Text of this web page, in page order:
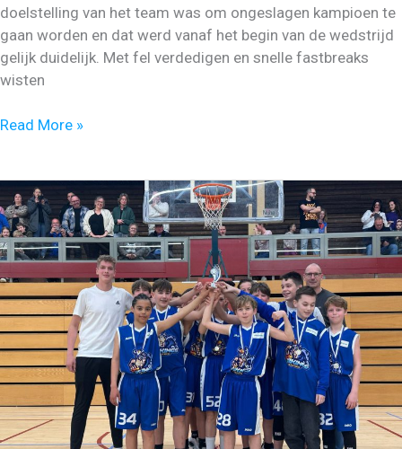
doelstelling van het team was om ongeslagen kampioen te
gaan worden en dat werd vanaf het begin van de wedstrijd
gelijk duidelijk. Met fel verdedigen en snelle fastbreaks
wisten
U14
kampioen
Read More »